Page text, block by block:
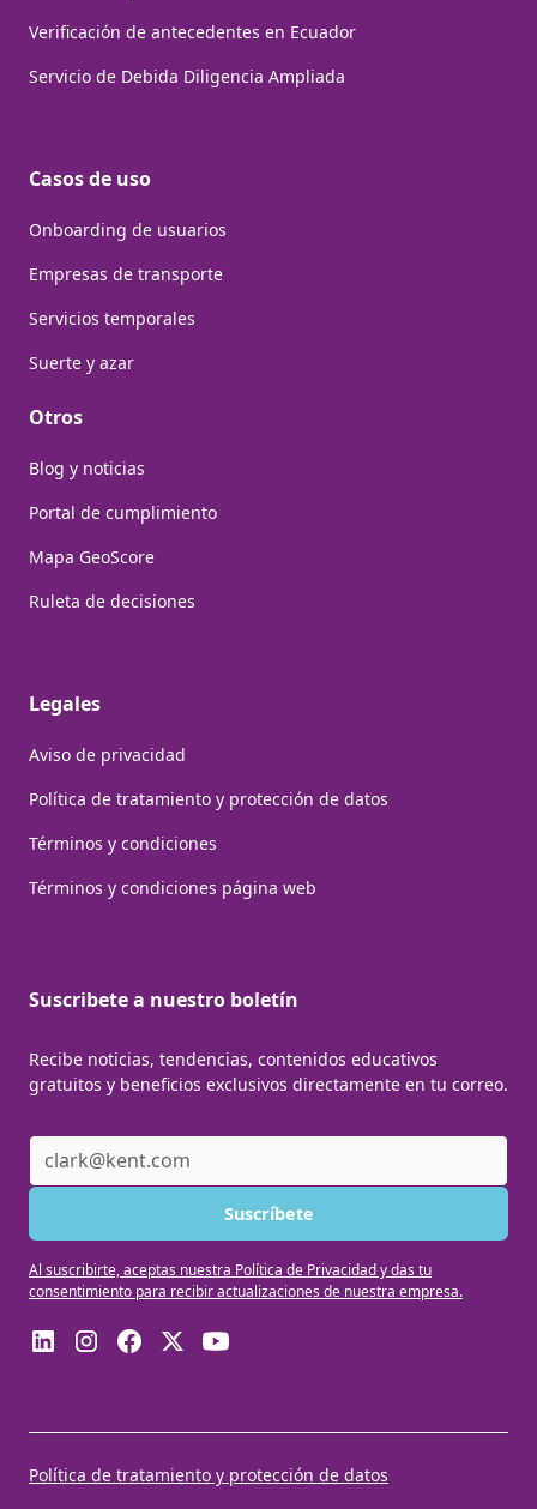
Verificación de antecedentes en Ecuador
Servicio de Debida Diligencia Ampliada
Casos de uso
Onboarding de usuarios
Empresas de transporte
Servicios temporales
Suerte y azar
Otros
Blog y noticias
Portal de cumplimiento
Mapa GeoScore
Ruleta de decisiones
Legales
Aviso de privacidad
Política de tratamiento y protección de datos
Términos y condiciones
Términos y condiciones página web
Suscribete a nuestro boletín
Recibe noticias, tendencias, contenidos educativos
gratuitos y beneficios exclusivos directamente en tu correo.
Al suscribirte, aceptas nuestra Política de Privacidad y das tu
consentimiento para recibir actualizaciones de nuestra empresa.
Política de tratamiento y protección de datos